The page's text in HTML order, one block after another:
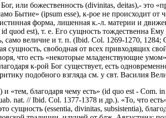
или божественность (divinitas, deitas),- это
Бытие» (ipsum esse), к-рое не происходит от
форма, лишенная к.-л. материи и
est), т. е. Его сущность тождественна
само величие и т. п. (Ibid. Col. 1269-1270,
сущность, свободная от всех привходящих
что есть «некоторые младенствующие
к-рой Бог существует, есть
подобного взгляда см. у свт. Василия
«тем, благодаря чему есть» (id quo est -
nat. // Ibid. Col. 1377-1378 и др.). «То, что
сущность (essentia, divinitas, subsistentia),